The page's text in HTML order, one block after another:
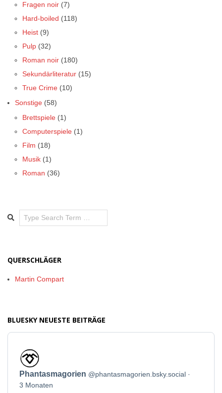
Fragen noir (7)
Hard-boiled (118)
Heist (9)
Pulp (32)
Roman noir (180)
Sekundärliteratur (15)
True Crime (10)
Sonstige (58)
Brettspiele (1)
Computerspiele (1)
Film (18)
Musik (1)
Roman (36)
Search
QUERSCHLÄGER
Martin Compart
BLUESKY NEUESTE BEITRÄGE
Beitrag
von
Phantasmagorien
auf
Bluesky
Phantasmagorien @phantasmagorien.bsky.social
3 Monaten